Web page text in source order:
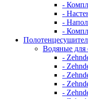
-
-
-
-
Водяные
-
-
-
-
-